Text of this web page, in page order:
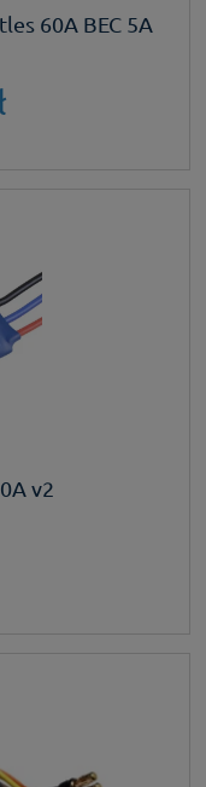
60A BEC 5A
v2